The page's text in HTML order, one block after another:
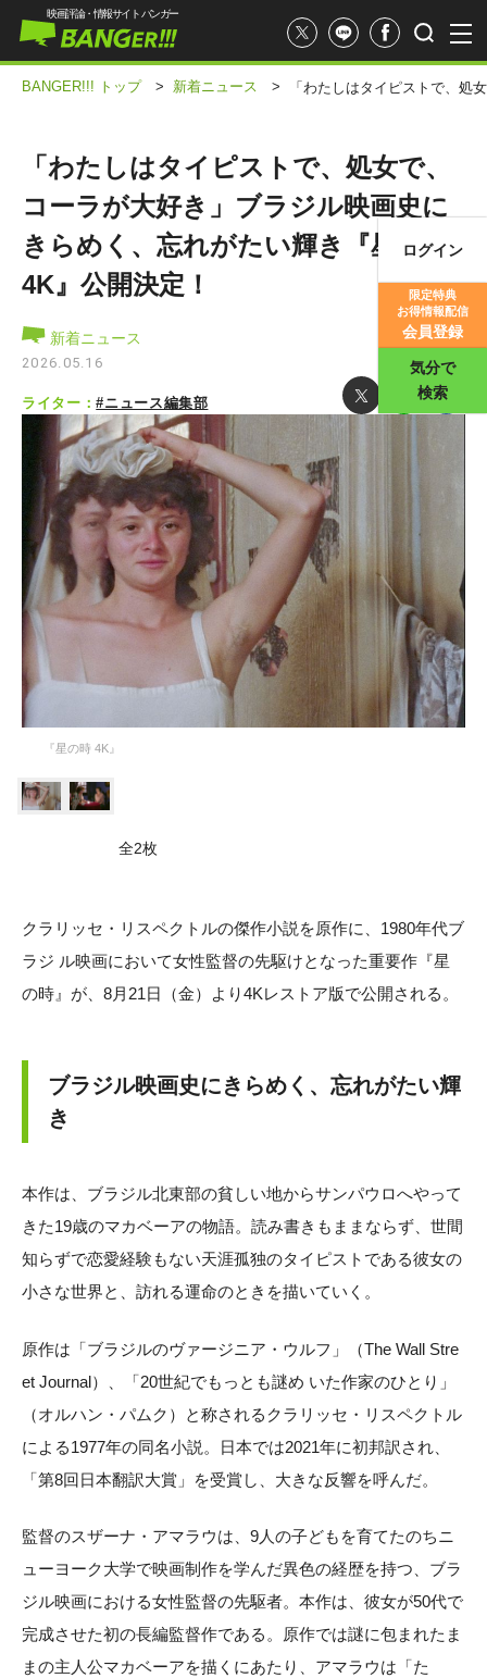
映画評論・情報サイト バンガー
ログイン
限定特典
お得情報配信
会員登録
気分で
検索
BANGER!!! トップ > 新着ニュース > 「わたしはタイピストで、処
「わたしはタイピストで、処女で、
コーラが大好き」ブラジル映画史に
きらめく、忘れがたい輝き『星の時
4K』公開決定！
新着ニュース
2026.05.16
ライター：#ニュース編集部
『星の時 4K』
全2枚
クラリッセ・リスペクトルの傑作小説を原作に、1980年代ブ
ラジ ル映画において女性監督の先駆けとなった重要作『星
の時』が、8月21日（金）より4Kレストア版で公開される。
ブラジル映画史にきらめく、忘れがたい輝
き
本作は、ブラジル北東部の貧しい地からサンパウロへやって
きた19歳のマカベーアの物語。読み書きもままならず、世間
知らずで恋愛経験もない天涯孤独のタイピストである彼女の
小さな世界と、訪れる運命のときを描いていく。
原作は「ブラジルのヴァージニア・ウルフ」（The Wall Stre
et Journal）、「20世紀でもっとも謎め いた作家のひとり」
（オルハン・パムク）と称されるクラリッセ・リスペクトル
による1977年の同名小説。日本では2021年に初邦訳され、
「第8回日本翻訳大賞」を受賞し、大きな反響を呼んだ。
監督のスザーナ・アマラウは、9人の子どもを育てたのちニ
ューヨーク大学で映画制作を学んだ異色の経歴を持つ、ブラ
ジル映画における女性監督の先駆者。本作は、彼女が50代で
完成させた初の長編監督作である。原作では謎に包まれたま
まの主人公マカベーアを描くにあたり、アマラウは「た